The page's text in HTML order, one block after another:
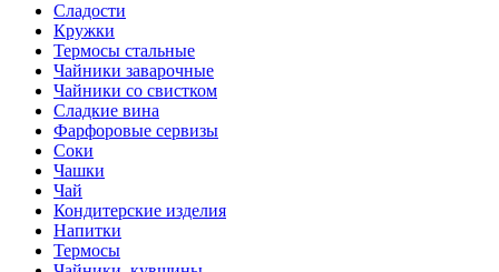
Сладости
Кружки
Термосы стальные
Чайники заварочные
Чайники со свистком
Сладкие вина
Фарфоровые сервизы
Соки
Чашки
Чай
Кондитерские изделия
Напитки
Термосы